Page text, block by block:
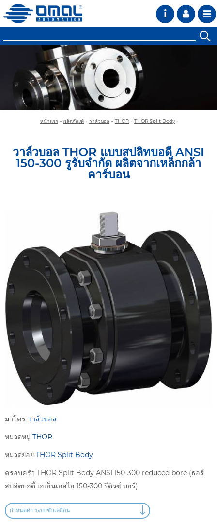
i
หน้าแรก » ผลิตภัณฑ์ » วาล์วบอล » THOR » THOR Split Body»
วาล์วบอล THOR แบบสปลิทบอดี ANSI
150-300 รูรับจำกัด ผลิตจากเหล็กกล้า
คาร์บอน
มาโคร วาล์วบอล
หมวดหมู่ THOR
หมวดย่อย THOR Split Body
ครอบครัว THOR Split Body ANSI 150-300 reduced bore (ธอร์
สปลิตบอดี้ เอเอ็นเอสไอ 150-300 รีดิวซ์ บอร์)
กำหนดค่า ระบบขับเคลื่อน